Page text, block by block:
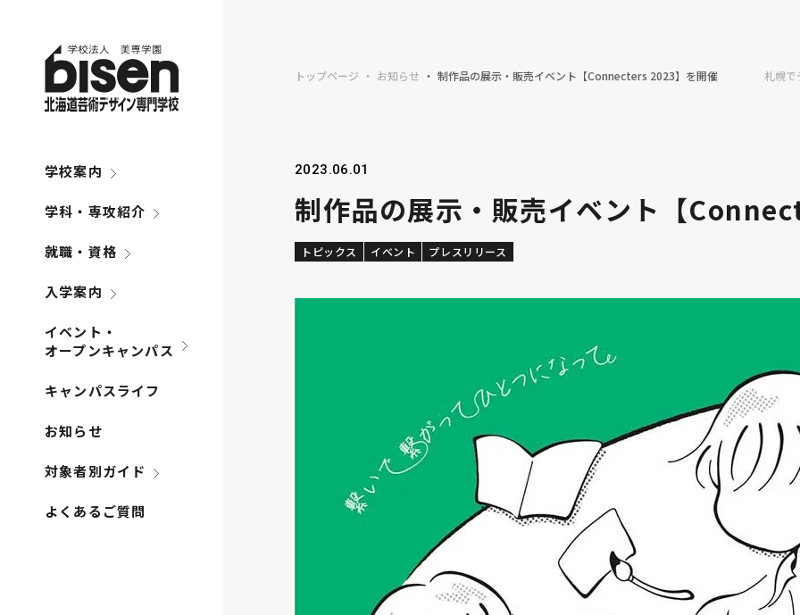
学校案内
学科・専攻紹介
就職・資格
入学案内
イベント・
オープンキャンパス
キャンパスライフ
お知らせ
対象者別ガイド
よくあるご質問
札幌で
トップページ お知らせ 制作品の展示・販売イベント【Connecters 2023】を開催！
2023.06.01
制作品の展示・販売イベント【
トピックス イベント プレスリリース